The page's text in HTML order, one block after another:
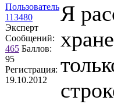
Пользователь
113480
Эксперт
Сообщений:
465 Баллов:
95
Регистрация:
19.10.2012
Я